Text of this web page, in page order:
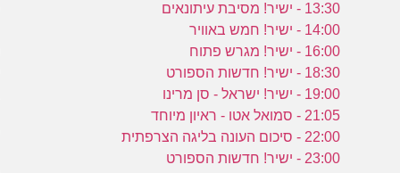
13:30 - ישיר! מסיבת עיתונאים
14:00 - ישיר! חמש באוויר
16:00 - ישיר! מגרש פתוח
18:30 - ישיר! חדשות הספורט
19:00 - ישיר! ישראל - סן מרינו
21:05 - סמואל אטו - ראיון מיוחד
22:00 - סיכום העונה בליגה הצרפתית
23:00 - ישיר! חדשות הספורט